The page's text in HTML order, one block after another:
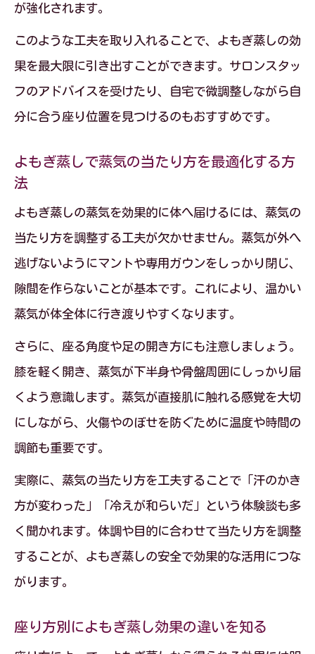
が強化されます。
このような工夫を取り入れることで、よもぎ蒸しの効
果を最大限に引き出すことができます。サロンスタッ
フのアドバイスを受けたり、自宅で微調整しながら自
分に合う座り位置を見つけるのもおすすめです。
よもぎ蒸しで蒸気の当たり方を最適化する方
法
よもぎ蒸しの蒸気を効果的に体へ届けるには、蒸気の
当たり方を調整する工夫が欠かせません。蒸気が外へ
逃げないようにマントや専用ガウンをしっかり閉じ、
隙間を作らないことが基本です。これにより、温かい
蒸気が体全体に行き渡りやすくなります。
さらに、座る角度や足の開き方にも注意しましょう。
膝を軽く開き、蒸気が下半身や骨盤周囲にしっかり届
くよう意識します。蒸気が直接肌に触れる感覚を大切
にしながら、火傷やのぼせを防ぐために温度や時間の
調節も重要です。
実際に、蒸気の当たり方を工夫することで「汗のかき
方が変わった」「冷えが和らいだ」という体験談も多
く聞かれます。体調や目的に合わせて当たり方を調整
することが、よもぎ蒸しの安全で効果的な活用につな
がります。
座り方別によもぎ蒸し効果の違いを知る